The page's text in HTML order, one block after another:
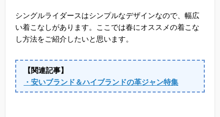
シングルライダースはシンプルなデザインなので、幅広
い着こなしがあります。ここでは春にオススメの着こな
し方法をご紹介したいと思います。
【関連記事】
・安いブランド＆ハイブランドの革ジャン特集